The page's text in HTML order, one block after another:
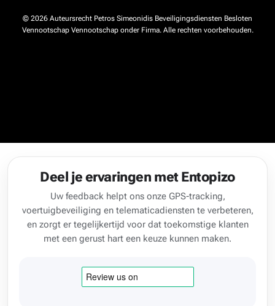
© 2026 Auteursrecht Petros Simeonidis Beveiligingsdiensten Besloten
Vennootschap Vennootschap onder Firma. Alle rechten voorbehouden.
Deel je ervaringen met Entopizo
Uw feedback helpt ons onze GPS-tracking,
voertuigbeveiliging en telematicadiensten te verbeteren,
en zorgt er tegelijkertijd voor dat toekomstige klanten
met een gerust hart een keuze kunnen maken.